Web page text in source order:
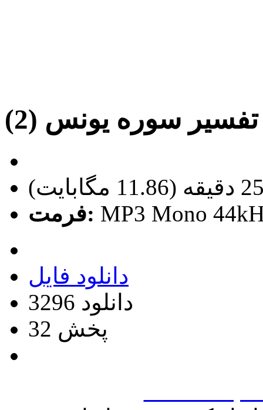
تفسیر سوره یونس (2)
فرمت: MP3 Mono
دانلود فایل
3296 دانلود
32 پخش